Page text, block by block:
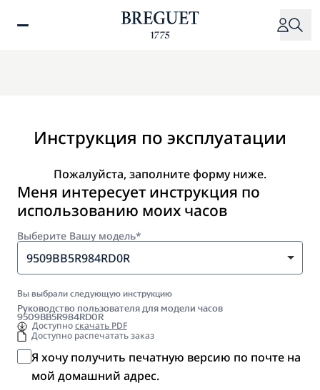
Инструкция по эксплуатации
Пожалуйста, заполните форму ниже.
Меня интересует инструкция по
использованию моих часов
Выберите Вашу модель*
9509BB5R984RD0R
Вы выбрали следующую инструкцию
Руководство пользователя для модели часов
9509BB5R984RD0R
Доступноскачать PDF
Доступно распечатать заказ
Я хочу получить печатную версию по почте на
мой домашний адрес.